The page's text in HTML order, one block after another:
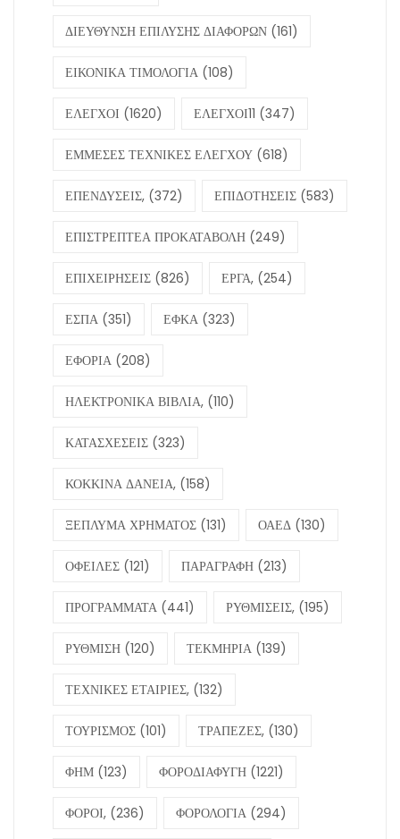
ΔΙΕΥΘΥΝΣΗ ΕΠΙΛΥΣΗΣ ΔΙΑΦΟΡΩΝ (161)
ΕΙΚΟΝΙΚΑ ΤΙΜΟΛΟΓΙΑ (108)
ΕΛΕΓΧΟΙ (1620) ΕΛΕΓΧΟΙ11 (347)
ΕΜΜΕΣΕΣ ΤΕΧΝΙΚΕΣ ΕΛΕΓΧΟΥ (618)
ΕΠΕΝΔΥΣΕΙΣ, (372) ΕΠΙΔΟΤΗΣΕΙΣ (583)
ΕΠΙΣΤΡΕΠΤΕΑ ΠΡΟΚΑΤΑΒΟΛΗ (249)
ΕΠΙΧΕΙΡΗΣΕΙΣ (826) ΕΡΓΑ, (254)
ΕΣΠΑ (351) ΕΦΚΑ (323)
ΕΦΟΡΙΑ (208)
ΗΛΕΚΤΡΟΝΙΚΑ ΒΙΒΛΙΑ, (110)
ΚΑΤΑΣΧΕΣΕΙΣ (323)
ΚΟΚΚΙΝΑ ΔΑΝΕΙΑ, (158)
ΞΕΠΛΥΜΑ ΧΡΗΜΑΤΟΣ (131) ΟΑΕΔ (130)
ΟΦΕΙΛΕΣ (121) ΠΑΡΑΓΡΑΦΗ (213)
ΠΡΟΓΡΑΜΜΑΤΑ (441) ΡΥΘΜΙΣΕΙΣ, (195)
ΡΥΘΜΙΣΗ (120) ΤΕΚΜΗΡΙΑ (139)
ΤΕΧΝΙΚΕΣ ΕΤΑΙΡΙΕΣ, (132)
ΤΟΥΡΙΣΜΟΣ (101) ΤΡΑΠΕΖΕΣ, (130)
ΦΗΜ (123) ΦΟΡΟΔΙΑΦΥΓΗ (1221)
ΦΟΡΟΙ, (236) ΦΟΡΟΛΟΓΙΑ (294)